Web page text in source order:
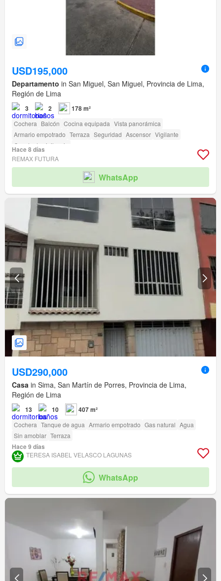
USD195,000
Departamento in San Miguel, San Miguel, Provincia de Lima,
Región de Lima
3 2 178 m²
Cochera Balcón Cocina equipada Vista panorámica
Armario empotrado Terraza Seguridad Ascensor Vigilante
Caseta de vigilancia
Hace 8 días
REMAX FUTURA
WhatsApp
USD290,000
Casa in Sima, San Martín de Porres, Provincia de Lima,
Región de Lima
13 10 407 m²
Cochera Tanque de agua Armario empotrado Gas natural Agua
Sin amoblar Terraza
Hace 9 días
TERESA ISABEL VELASCO LAGUNAS
WhatsApp